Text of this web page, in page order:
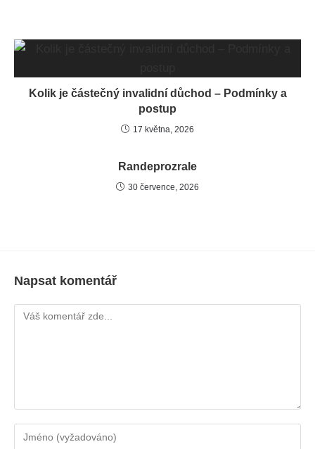
Kolik je částečný invalidní důchod – Podmínky a
postup
17 května, 2026
Randeprozrale
30 července, 2026
Napsat komentář